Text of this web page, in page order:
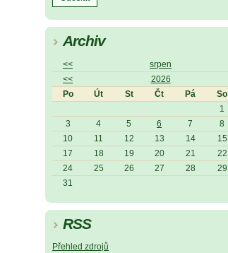
Archiv
<< srpen
<<
2026
Po
Út St Čt Pá So
1
3
4 5 6 7 8
10
11 12 13 14 15
17
18 19 20 21 22
24
25 26 27 28 29
31
RSS
Přehled zdrojů